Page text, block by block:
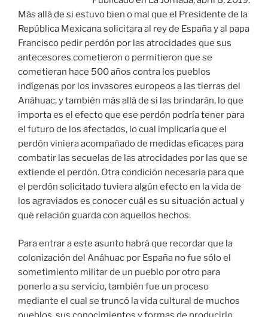
extiende el perdón. Otra condición necesaria para que
el perdón solicitado tuviera algún efecto en la vida de
los agraviados es conocer cuál es su situación actual y
qué relación guarda con aquellos hechos.
Para entrar a este asunto habrá que recordar que la
colonización del Anáhuac por España no fue sólo el
sometimiento militar de un pueblo por otro para
ponerlo a su servicio, también fue un proceso
mediante el cual se truncó la vida cultural de muchos
pueblos, sus conocimientos y formas de producirlo,
que en muchos aspectos eran más avanzados que los
de los conquistadores; se atacó su vida cultural, sus
religiones y sus formas de organización, y se les
impuso la de los colonizadores, como una manera
también de mantener el dominio. Esto llevó a
Guillermo Bonfil Batalla a afirmar que el indio o
indígena fue una invención de los colonizadores
mediante la cual inferiorizaron a los habitantes
originarios del Anáhuac para justificar su
sometimiento.